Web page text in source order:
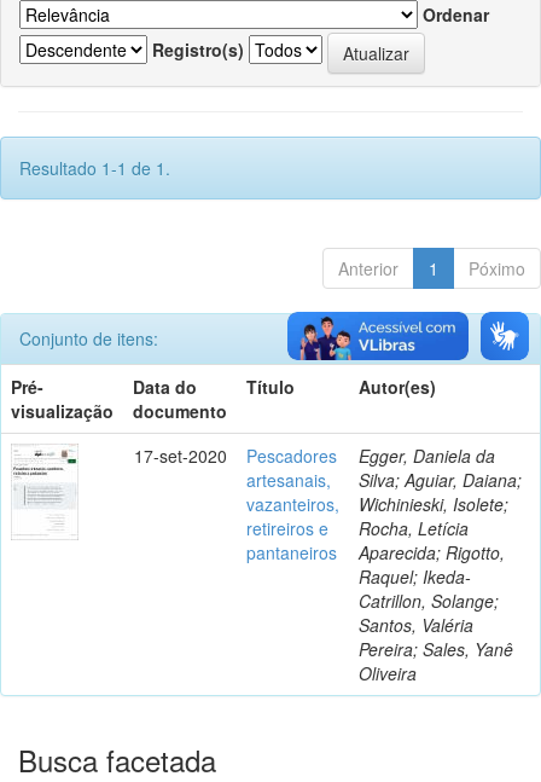
Ordenar
Registro(s)
Resultado 1-1 de 1.
Anterior 1 Póximo
Conjunto de itens:
Pré-
visualização
Data do
documento
Título Autor(es)
17-set-2020
Pescadores
artesanais,
vazanteiros,
retireiros e
pantaneiros
Egger, Daniela da
Silva; Aguiar, Daiana;
Wichinieski, Isolete;
Rocha, Letícia
Aparecida; Rigotto,
Raquel; Ikeda-
Catrillon, Solange;
Santos, Valéria
Pereira; Sales, Yanê
Oliveira
Busca facetada